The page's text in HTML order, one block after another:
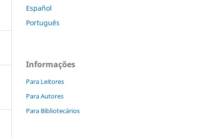
Español
Português
Informações
Para Leitores
Para Autores
Para Bibliotecários